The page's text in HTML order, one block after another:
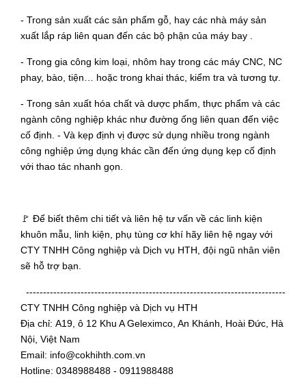
- Trong sản xuất các sản phẩm gỗ, hay các nhà máy sản
xuất lắp ráp liên quan đến các bộ phận của máy bay .
- Trong gia công kim loại, nhôm hay trong các máy CNC, NC
phay, bào, tiện… hoặc trong khai thác, kiểm tra và tương tự.
- Trong sản xuất hóa chất và dược phẩm, thực phẩm và các
ngành công nghiệp khác như đường ống liên quan đến việc
cố định. - Và kẹp định vị được sử dụng nhiều trong ngành
công nghiệp ứng dụng khác cần đến ứng dụng kẹp cố định
với thao tác nhanh gọn.
🚩 Để biết thêm chi tiết và liên hệ tư vấn về các linh kiện
khuôn mẫu, linh kiện, phụ tùng cơ khí hãy liên hệ ngay với
CTY TNHH Công nghiệp và Dịch vụ HTH, đội ngũ nhân viên
sẽ hỗ trợ bạn.
----------------------------------------------------------------------------
CTY TNHH Công nghiệp và Dịch vụ HTH
Địa chỉ: A19, ô 12 Khu A Geleximco, An Khánh, Hoài Đức, Hà
Nội, Việt Nam
Email: info@cokhihth.com.vn
Hotline: 0348988488 - 0911988488